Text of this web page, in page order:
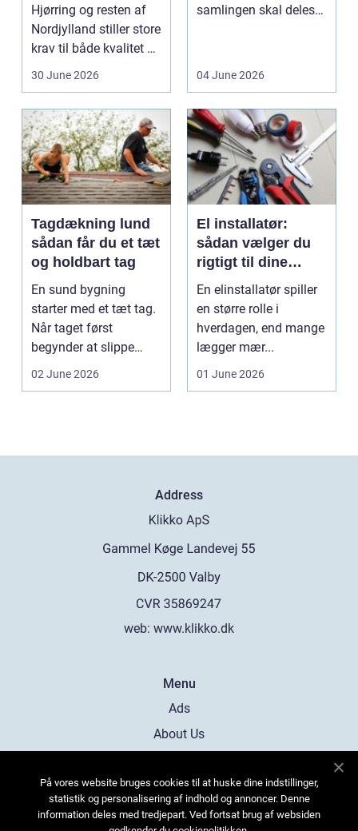
Hjørring og resten af
Nordjylland stiller store
krav til både kvalitet og
hol...
30 June 2026
samlingen skal deles
04 June 2026
Tagdækning lund
sådan får du et tæt
og holdbart tag
En sund bygning
starter med et tæt tag.
Når taget først
begynder at slippe
vand ind, kan skaderne
02 June 2026
El installatør:
sådan vælger du
rigtigt til dine
elinstallationer
En elinstallatør spiller
en større rolle i
hverdagen, end mange
lægger mær...
01 June 2026
Address
web: www.klikko.dk
Menu
Ads
About Us
Contact
Sitemap
På vores website bruges cookies til at huske dine indstillinger,
statistik og personalisering af indhold og annoncer. Denne
information deles med tredjepart. Ved fortsat brug af websiden